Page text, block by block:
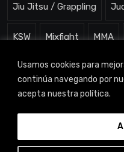
Usamos cookies para
continúa navegando por
acepta nuestra política.
Jiu Jitsu / Grappling
KSW Mixfight MMA
One ChampionShip
TITAN CHANNEL ©